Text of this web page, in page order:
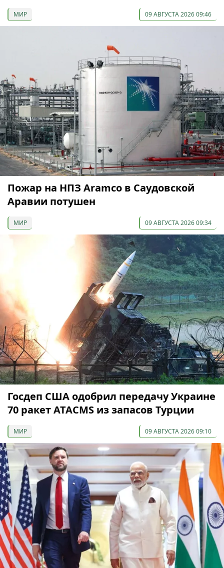
МИР 09 АВГУСТА 2026 09:46
Пожар на НПЗ Aramco в Саудовской
Аравии потушен
МИР 09 АВГУСТА 2026 09:34
Госдеп США одобрил передачу Украине
70 ракет ATACMS из запасов Турции
МИР 09 АВГУСТА 2026 09:10